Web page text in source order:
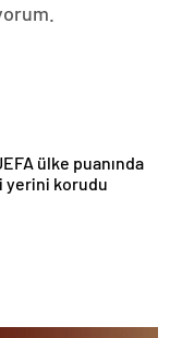
ülke puanında
yerini korudu